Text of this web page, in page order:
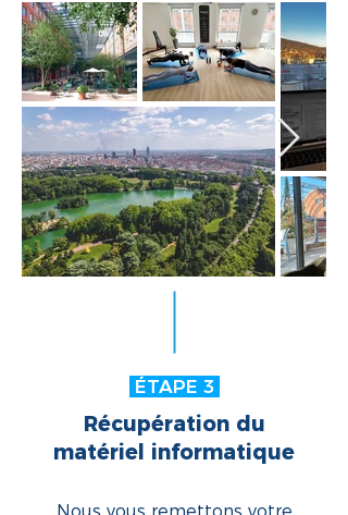
ÉTAPE 3
Récupération du
matériel informatique